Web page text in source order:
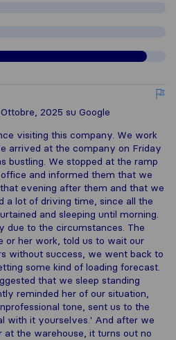
2025 su Google
visiting this company. We work
arrived at the company on Friday
bustling. We stopped at the ramp
and informed them that we
evening after them and that we
a lot of driving time, since all the
and sleeping until morning.
due to the circumstances. The
or her work, told us to wait our
without success, we went back to
some kind of loading forecast.
that we sleep standing
reminded her of our situation,
tone, sent us to the
with it yourselves.' And after we
at the warehouse, it turns out no